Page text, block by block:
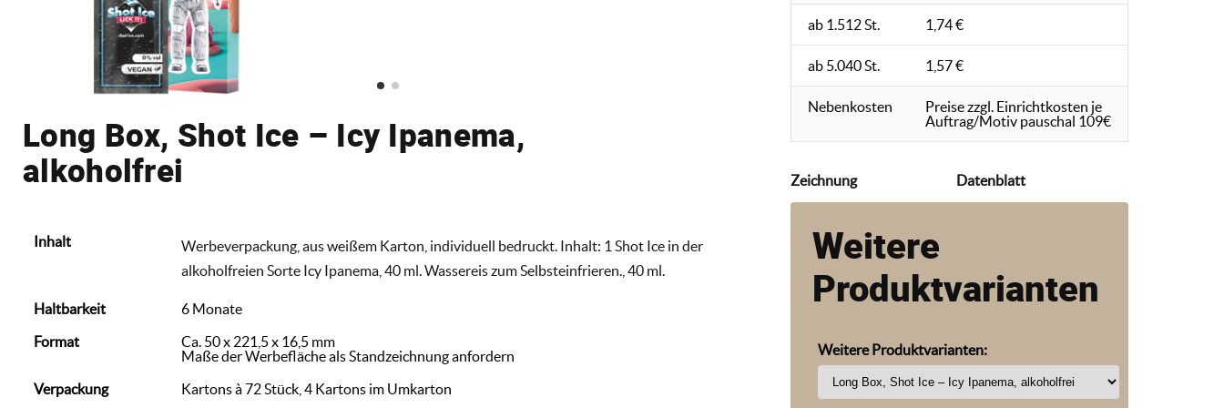
Long Box, Shot Ice – Icy Ipanema,
alkoholfrei
Inhalt
Werbeverpackung, aus weißem Karton, individuell bedruckt. Inhalt: 1 Shot Ice in der
alkoholfreien Sorte Icy Ipanema, 40 ml. Wassereis zum Selbsteinfrieren., 40 ml.
Haltbarkeit
6 Monate
Format
Ca. 50 x 221,5 x 16,5 mm
Maße der Werbefläche als Standzeichnung anfordern
Verpackung
Kartons à 72 Stück, 4 Kartons im Umkarton
ab 1.512 St. 1,74 €
ab 5.040 St. 1,57 €
Nebenkosten
Preise zzgl. Einrichtkosten je
Auftrag/Motiv pauschal 109€
Zeichnung Datenblatt
Weitere
Produktvarianten
Weitere Produktvarianten: